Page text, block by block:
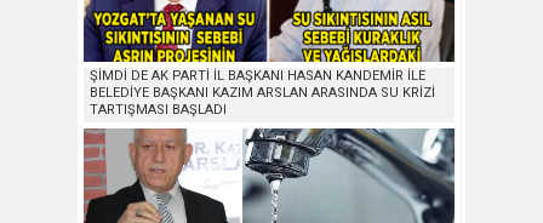
ŞİMDİ DE AK PARTİ İL BAŞKANI HASAN KANDEMİR İLE
BELEDİYE BAŞKANI KAZIM ARSLAN ARASINDA SU KRİZİ
TARTIŞMASI BAŞLADI